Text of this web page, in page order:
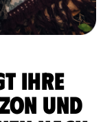
Ihre
und